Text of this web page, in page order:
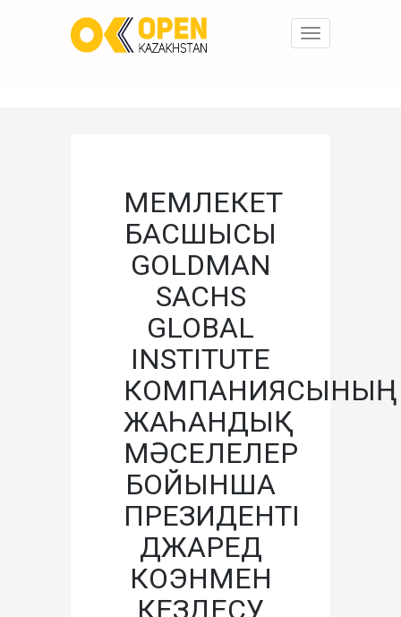
Toggle
МЕМЛЕКЕТ
БАСШЫСЫ
GOLDMAN
SACHS
GLOBAL
INSTITUTE
КОМПАНИЯСЫНЫҢ
ЖАҺАНДЫҚ
МӘСЕЛЕЛЕР
БОЙЫНША
ПРЕЗИДЕНТІ
ДЖАРЕД
КОЭНМЕН
КЕЗДЕСУ